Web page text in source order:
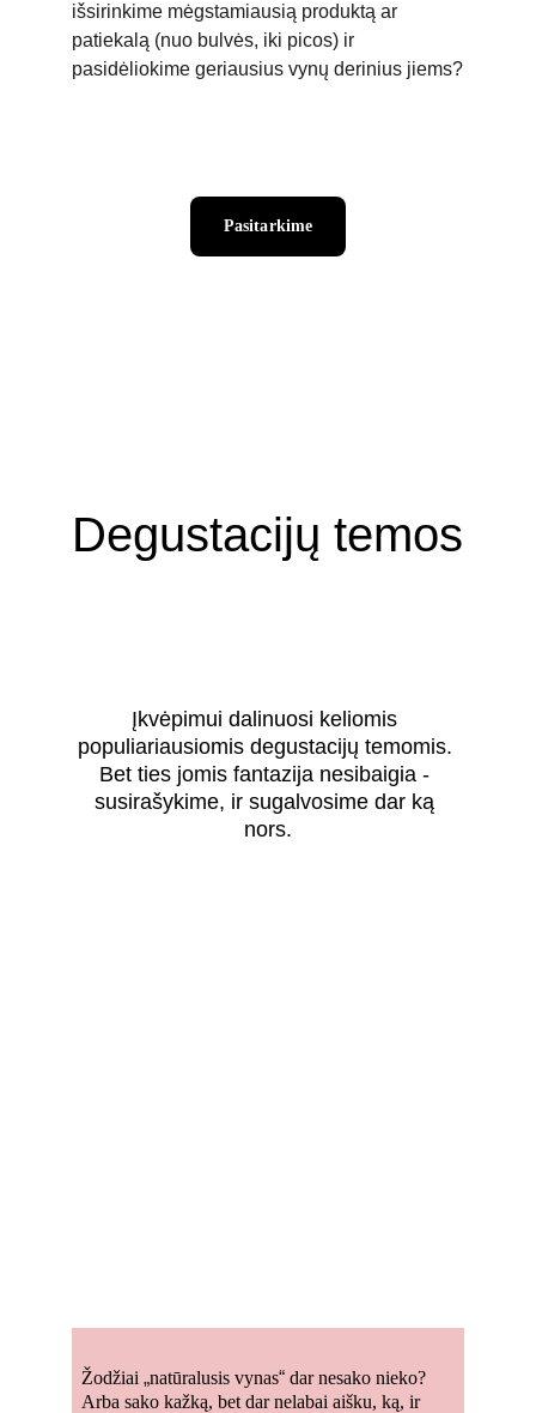
išsirinkime mėgstamiausią produktą ar
patiekalą (nuo bulvės, iki picos) ir
pasidėliokime geriausius vynų derinius jiems?
Pasitarkime
Degustacijų temos
Įkvėpimui dalinuosi keliomis
populiariausiomis degustacijų temomis.
Bet ties jomis fantazija nesibaigia -
susirašykime, ir sugalvosime dar ką
nors.
Žodžiai „natūralusis vynas“ dar nesako nieko?
Arba sako kažką, bet dar nelabai aišku, ką, ir